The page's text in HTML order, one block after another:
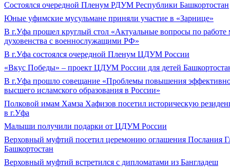
Состоялся очередной Пленум РДУМ Республики Башкортостан
Юные уфимские мусульмане приняли участие в «Зарнице»
В г.Уфа прошел круглый стол «Актуальные вопросы по работе
духовенства с военнослужащими РФ»
В г.Уфа состоялся очередной Пленум ЦДУМ России
«Вкус Победы» – проект ЦДУМ России для детей
В г.Уфа прошло совещание «Проблемы повышения
высшего исламского образования в России»
Полковой имам Хамза Хафизов посетил историческую
в г.Уфа
Малыши получили подарки от ЦДУМ России
Верховный муфтий посетил церемонию оглашения Послания
Башкортостан
Верховный муфтий встретился с дипломатами из Бангладеш